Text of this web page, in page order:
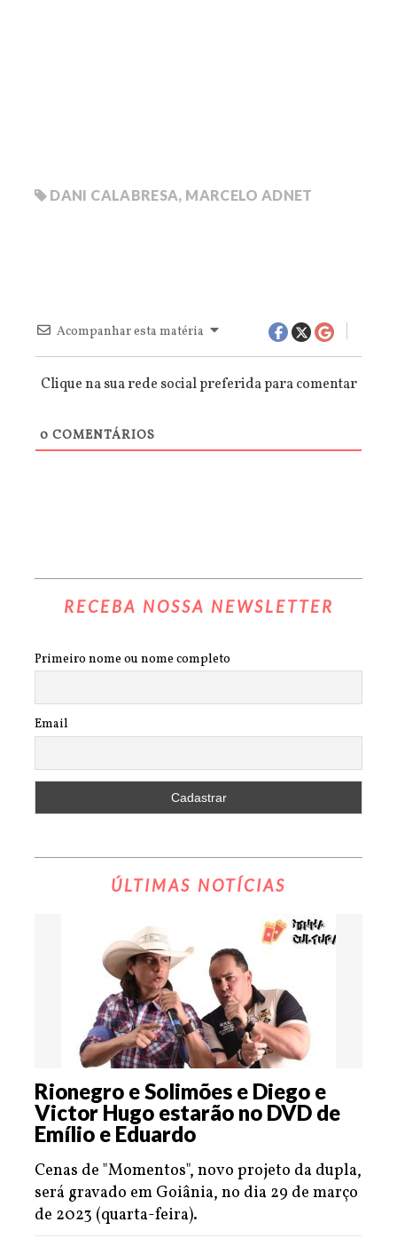
DANI CALABRESA, MARCELO ADNET
Acompanhar esta matéria
Clique na sua rede social preferida para comentar
0 COMENTÁRIOS
RECEBA NOSSA NEWSLETTER
Primeiro nome ou nome completo
Email
ÚLTIMAS NOTÍCIAS
Rionegro e Solimões e Diego e
Victor Hugo estarão no DVD de
Emílio e Eduardo
Cenas de "Momentos", novo projeto da dupla,
será gravado em Goiânia, no dia 29 de março
de 2023 (quarta-feira).